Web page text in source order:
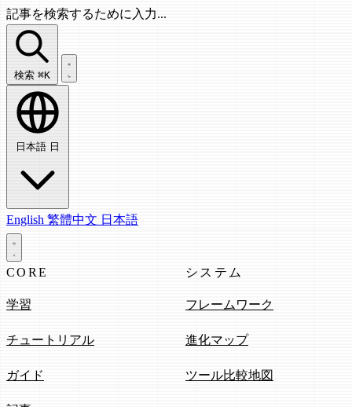
記事を検索するために入力...
記事を検索...
検索 ⌘K
日本語 日
English 繁體中文 日本語
CORE
学習
チュートリアル
ガイド
システム
フレームワーク
進化マップ
ツール比較地図